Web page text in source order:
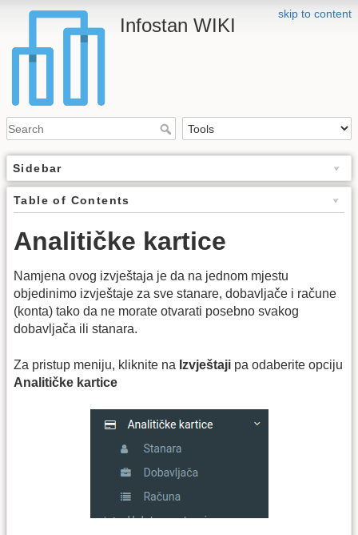
skip to content
Infostan WIKI
Sidebar
Table of Contents
Analitičke kartice
Namjena ovog izvještaja je da na jednom mjestu
objedinimo izvještaje za sve stanare, dobavljače i račune
(konta) tako da ne morate otvarati posebno svakog
dobavljača ili stanara.
Za pristup meniju, kliknite na Izvještaji pa odaberite opciju
Analitičke kartice